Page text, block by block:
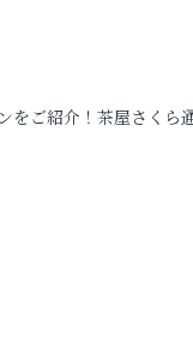
をご紹介！茶屋さくら